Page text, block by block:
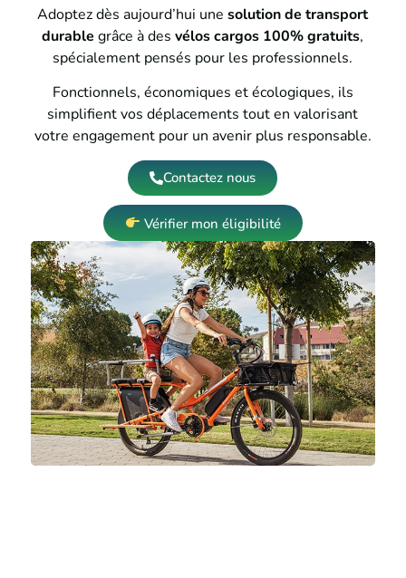
Adoptez dès aujourd’hui unesolution de transport
durable grâce à desvélos cargos 100% gratuits,
spécialement pensés pour les professionnels.
Fonctionnels, économiques et écologiques, ils
simplifient vos déplacements tout en valorisant
votre engagement pour un avenir plus responsable.
Contactez nous
Vérifier mon éligibilité